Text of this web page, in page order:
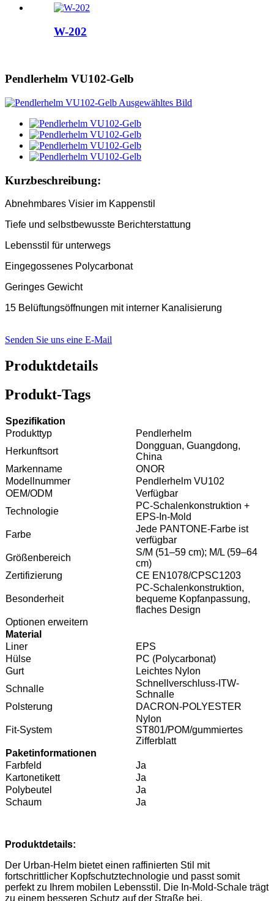
W-202
Pendlerhelm VU102-Gelb
Kurzbeschreibung:
Abnehmbares Visier im Kappenstil
Tiefe und selbstbewusste Berichterstattung
Lebensstil für unterwegs
Eingegossenes Polycarbonat
Geringes Gewicht
15 Belüftungsöffnungen mit interner Kanalisierung
Senden Sie uns eine E-Mail
Produktdetails
Produkt-Tags
Spezifikation
Produkttyp
Pendlerhelm
Herkunftsort
Dongguan, Guangdong,
China
Markenname
ONOR
Modellnummer
Pendlerhelm VU102
OEM/ODM
Verfügbar
Technologie
PC-Schalenkonstruktion +
EPS-In-Mold
Farbe
Jede PANTONE-Farbe ist
verfügbar
Größenbereich
S/M (51–59 cm); M/L (59–64
cm)
Zertifizierung
CE EN1078/CPSC1203
Besonderheit
PC-Schalenkonstruktion,
bequeme Kopfanpassung,
flaches Design
Optionen erweitern
Material
Liner
EPS
Hülse
PC (Polycarbonat)
Gurt
Leichtes Nylon
Schnalle
Schnellverschluss-ITW-
Schnalle
Polsterung
DACRON-POLYESTER
Fit-System
Nylon
ST801/POM/gummiertes
Zifferblatt
Paketinformationen
Farbfeld
Ja
Kartonetikett
Ja
Polybeutel
Ja
Schaum
Ja
Produktdetails:
Der Urban-Helm bietet einen raffinierten Stil mit
fortschrittlicher Kopfschutztechnologie und passt somit
perfekt zu Ihrem mobilen Lebensstil. Die In-Mold-Schale trägt
zu einem besseren Schutz auf der Straße bei.